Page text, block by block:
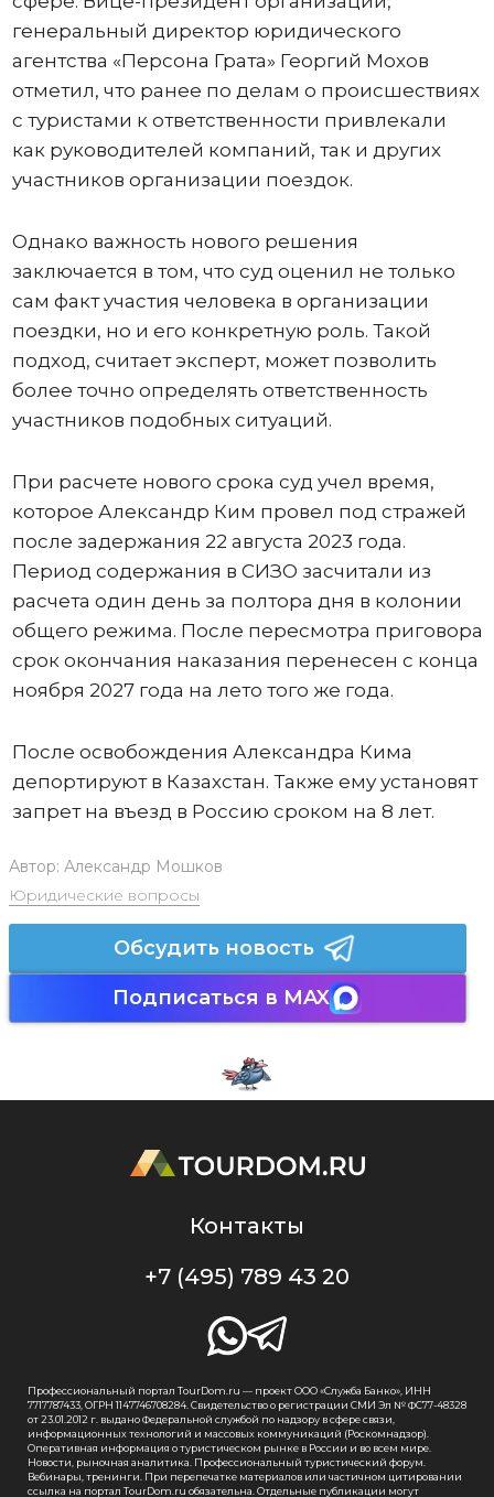
генеральный директор юридического
агентства «Персона Грата» Георгий Мохов
отметил, что ранее по делам о происшествиях
с туристами к ответственности привлекали
как руководителей компаний, так и других
участников организации поездок.
Однако важность нового решения
заключается в том, что суд оценил не только
сам факт участия человека в организации
поездки, но и его конкретную роль. Такой
подход, считает эксперт, может позволить
более точно определять ответственность
участников подобных ситуаций.
При расчете нового срока суд учел время,
которое Александр Ким провел под стражей
после задержания 22 августа 2023 года.
Период содержания в СИЗО засчитали из
расчета один день за полтора дня в колонии
общего режима. После пересмотра приговора
срок окончания наказания перенесен с конца
ноября 2027 года на лето того же года.
После освобождения Александра Кима
депортируют в Казахстан. Также ему установят
запрет на въезд в Россию сроком на 8 лет.
Автор: Александр Мошков
Юридические вопросы
Обсудить новость
Подписаться в MAX
Контакты
+7 (495) 789 43 20
Профессиональный портал TourDom.ru — проект ООО «Служба Банко», ИНН
7717787433, ОГРН 1147746708284. Свидетельство о регистрации СМИ Эл № ФС77-48328
от 23.01.2012 г. выдано Федеральной службой по надзору в сфере связи,
информационных технологий и массовых коммуникаций (Роскомнадзор).
Оперативная информация о туристическом рынке в России и во всем мире.
Новости, рыночная аналитика. Профессиональный туристический форум.
Вебинары, тренинги. При перепечатке материалов или частичном цитировании
ссылка на портал TourDom.ru обязательна. Отдельные публикации могут